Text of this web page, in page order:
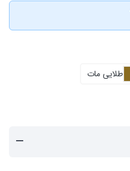
طلایی مات